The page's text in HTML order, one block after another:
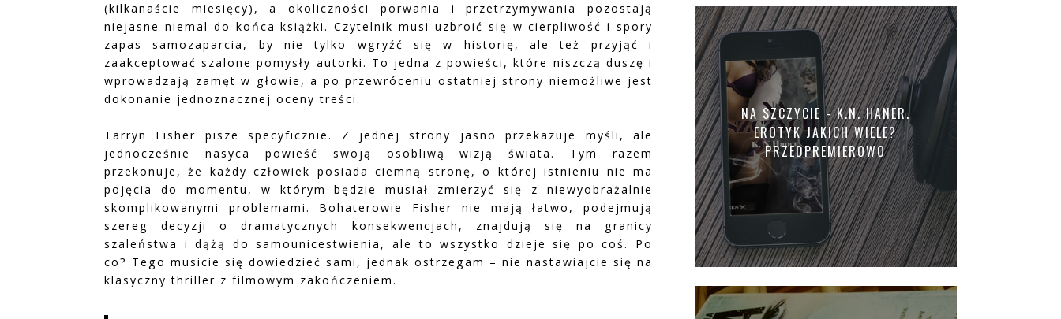
(kilkanaście miesięcy), a okoliczności porwania i przetrzymywania pozostają
niejasne niemal do końca książki. Czytelnik musi uzbroić się w cierpliwość i spory
zapas samozaparcia, by nie tylko wgryźć się w historię, ale też przyjąć i
zaakceptować szalone pomysły autorki. To jedna z powieści, które niszczą duszę i
wprowadzają zamęt w głowie, a po przewróceniu ostatniej strony niemożliwe jest
dokonanie jednoznacznej oceny treści.
Tarryn Fisher pisze specyficznie. Z jednej strony jasno przekazuje myśli, ale
jednocześnie nasyca powieść swoją osobliwą wizją świata. Tym razem
przekonuje, że każdy człowiek posiada ciemną stronę, o której istnieniu nie ma
pojęcia do momentu, w którym będzie musiał zmierzyć się z niewyobrażalnie
skomplikowanymi problemami. Bohaterowie Fisher nie mają łatwo, podejmują
szereg decyzji o dramatycznych konsekwencjach, znajdują się na granicy
szaleństwa i dążą do samounicestwienia, ale to wszystko dzieje się po coś. Po
co? Tego musicie się dowiedzieć sami, jednak ostrzegam – nie nastawiajcie się na
klasyczny thriller z filmowym zakończeniem.
NA SZCZYCIE - K.N. HANER.
EROTYK JAKICH WIELE?
PRZEDPREMIEROWO